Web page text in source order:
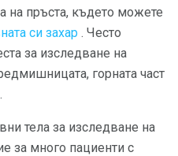
на пръста, където можете
си захар . Често
за изследване на
горната част
тела за изследване на
за много пациенти с